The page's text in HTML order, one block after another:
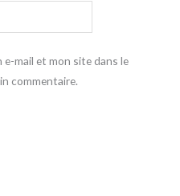
mail et mon site dans le
commentaire.